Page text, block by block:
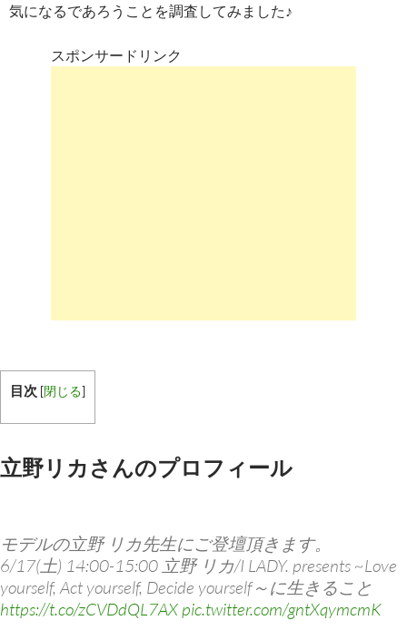
気になるであろうことを調査してみました♪
スポンサードリンク
目次 [閉じる]
立野リカさんのプロフィール
モデルの立野 リカ先生にご登壇頂きます。
6/17(土) 14:00-15:00 立野 リカ/I LADY. presents ~Love
yourself, Act yourself, Decide yourself～に生きること
https://t.co/zCVDdQL7AX pic.twitter.com/gntXqymcmK